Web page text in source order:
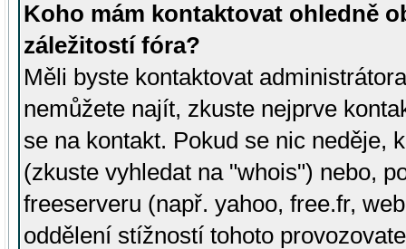
Koho mám kontaktovat ohledně
záležitostí fóra?
Měli byste kontaktovat
nemůžete najít, zkuste nejprve
se na kontakt. Pokud se nic neděje,
(zkuste vyhledat na "whois") nebo,
freeserveru (např. yahoo, free.fr,
oddělení stížností tohoto